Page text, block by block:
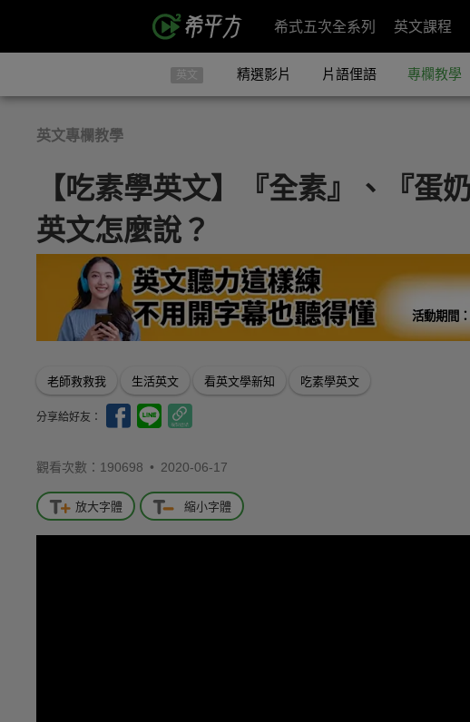
希式五次全系列 英文課程
英文 精選影片 片語俚語 專欄教學
英文專欄教學
【吃素學英文】『全素』、『蛋
英文怎麼說？
活動期間：
老師救救我 生活英文 看英文學新知 吃素學英文
分享給好友：
觀看次數：190698 • 2020-06-17
放大字體 縮小字體